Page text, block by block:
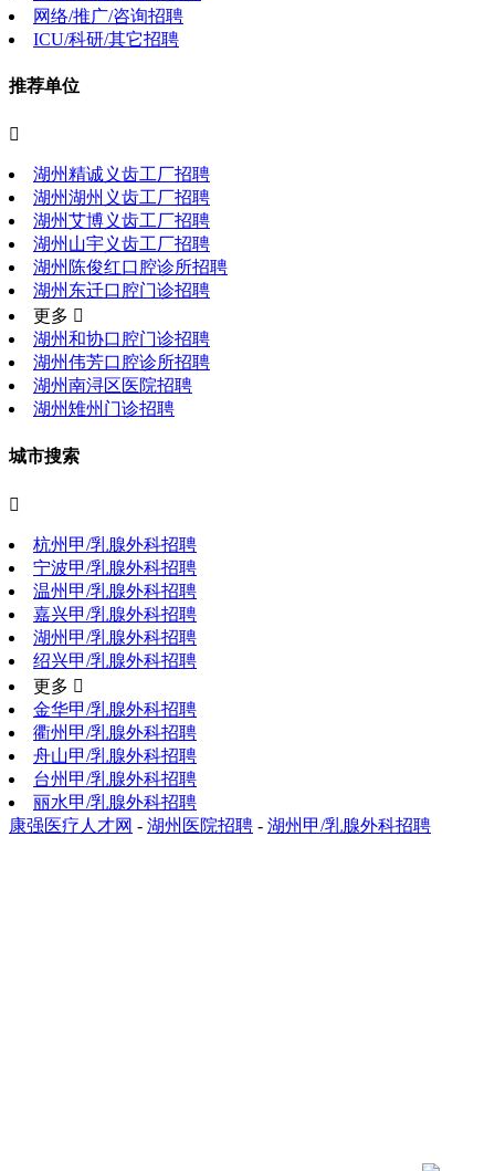
网络/推广/咨询招聘
ICU/科研/其它招聘
推荐单位

湖州精诚义齿工厂招聘
湖州湖州义齿工厂招聘
湖州艾博义齿工厂招聘
湖州山宇义齿工厂招聘
湖州陈俊红口腔诊所招聘
湖州东迁口腔门诊招聘
更多 
湖州和协口腔门诊招聘
湖州伟芳口腔诊所招聘
湖州南浔区医院招聘
湖州雉州门诊招聘
城市搜索

杭州甲/乳腺外科招聘
宁波甲/乳腺外科招聘
温州甲/乳腺外科招聘
嘉兴甲/乳腺外科招聘
湖州甲/乳腺外科招聘
绍兴甲/乳腺外科招聘
更多 
金华甲/乳腺外科招聘
衢州甲/乳腺外科招聘
舟山甲/乳腺外科招聘
台州甲/乳腺外科招聘
丽水甲/乳腺外科招聘
康强医疗人才网 - 湖州医院招聘 - 湖州甲/乳腺外科招聘